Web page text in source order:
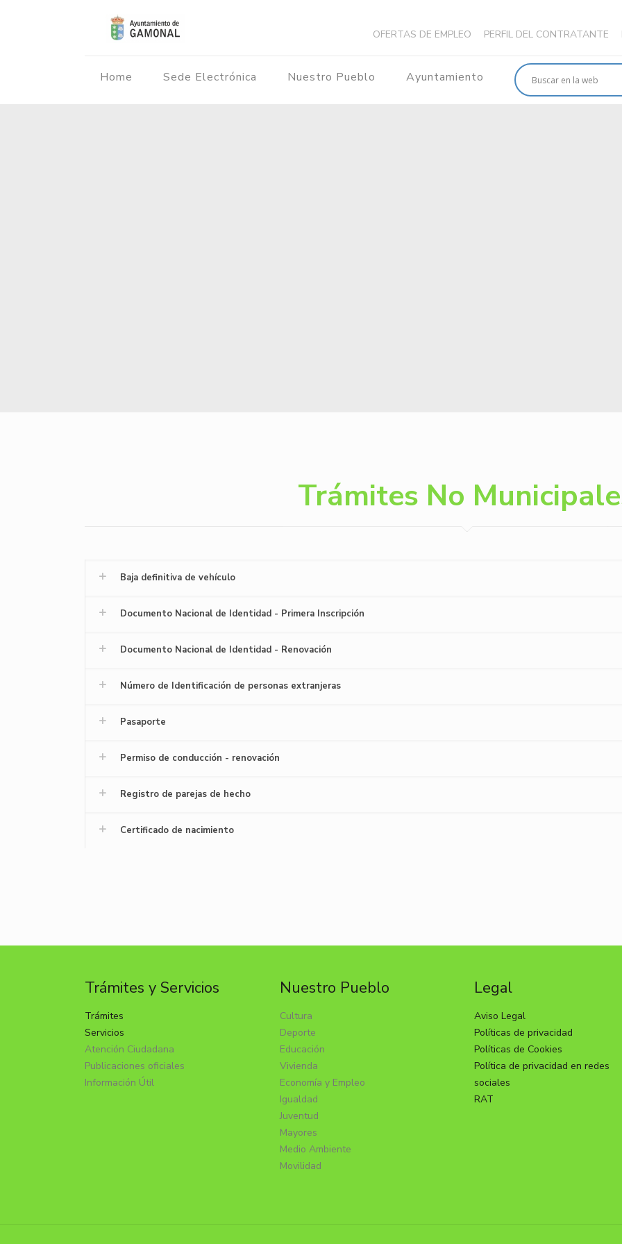
Home Sede Electrónica Nuestro Pueblo Ayuntamiento
OFERTAS DE EMPLEO PERFIL DEL CONTRATANTE
Trámites No
Baja definitiva de vehículo
Documento Nacional de Identidad - Primera Inscripción
Documento Nacional de Identidad - Renovación
Número de Identificación de personas extranjeras
Pasaporte
Permiso de conducción - renovación
Registro de parejas de hecho
Certificado de nacimiento
Trámites y Servicios
Trámites
Servicios
Atención Ciudadana
Publicaciones oficiales
Información Útil
Nuestro Pueblo
Cultura
Deporte
Educación
Vivienda
Economía y Empleo
Igualdad
Juventud
Mayores
Medio Ambiente
Movilidad
Legal
Aviso Legal
Políticas de privacidad
Políticas de Cookies
Política de privacidad en redes
sociales
RAT